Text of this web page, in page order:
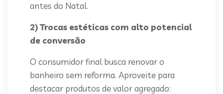
antes do Natal.
2) Trocas estéticas com alto potencial
de conversão
O consumidor final busca renovar o
banheiro sem reforma. Aproveite para
destacar produtos de valor agregado: